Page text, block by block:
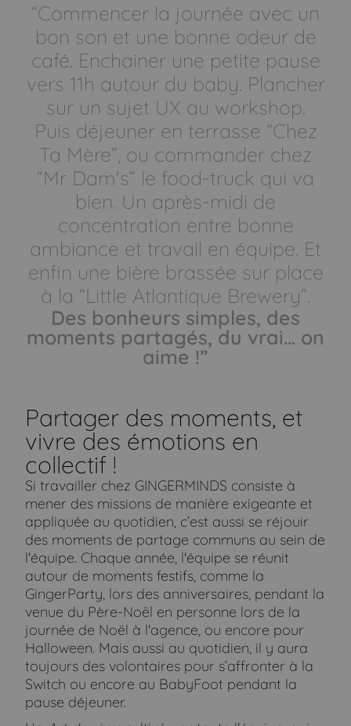
“Commencer la journée avec un
bon son et une bonne odeur de
café. Enchainer une petite pause
vers 11h autour du baby. Plancher
sur un sujet UX au workshop.
Puis déjeuner en terrasse “Chez
Ta Mère”, ou commander chez
“Mr Dam's” le food-truck qui va
bien. Un après-midi de
concentration entre bonne
ambiance et travail en équipe. Et
enfin une bière brassée sur place
à la “Little Atlantique Brewery”.
Des bonheurs simples, des
moments partagés, du vrai… on
aime !”
Partager des moments, et
vivre des émotions en
collectif !
Si travailler chez GINGERMINDS consiste à
mener des missions de manière exigeante et
appliquée au quotidien, c’est aussi se réjouir
des moments de partage communs au sein de
l'équipe. Chaque année, l'équipe se réunit
autour de moments festifs, comme la
GingerParty, lors des anniversaires, pendant la
venue du Père-Noël en personne lors de la
journée de Noël à l'agence, ou encore pour
Halloween. Mais aussi au quotidien, il y aura
toujours des volontaires pour s’affronter à la
Switch ou encore au BabyFoot pendant la
pause déjeuner.